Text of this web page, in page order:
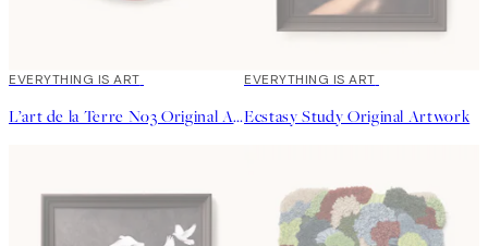
EVERYTHING IS ART
L’art de la Terre No3 Original Artwork
EVERYTHING IS ART
Ecstasy Study Original Artwork